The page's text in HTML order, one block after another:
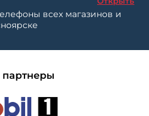
всех магазинов и